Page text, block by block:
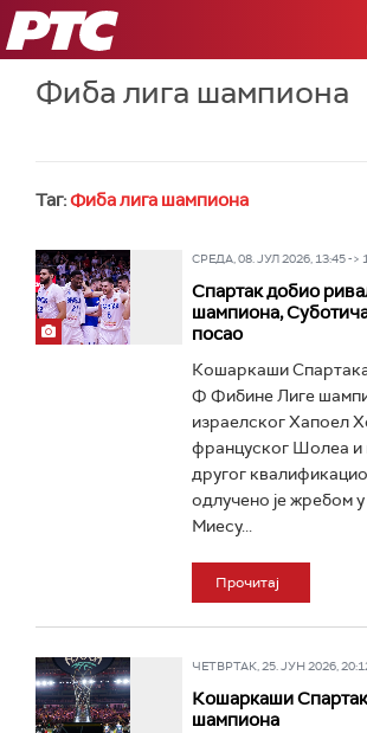
РТС
Фиба лига шампиона
Таг:Фиба лига шампиона
СРЕДА, 08. ЈУЛ 2026, 13:45 ->
Спартак добио
шампиона,
посао
Кошаркаши Спартака
Ф Фибине Лиге
израелског Хапоел
француског Шолеа и
другог
одлучено је жребом
Миесу...
Прочитај
ЧЕТВРТАК, 25. ЈУН 2026,
Кошаркаши
шампиона